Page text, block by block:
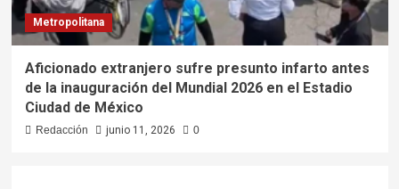
Metropolitana
Aficionado extranjero sufre presunto infarto antes
de la inauguración del Mundial 2026 en el Estadio
Ciudad de México
Redacción junio 11, 2026 0